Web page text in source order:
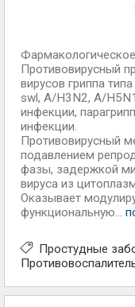
Противовирусный
вирусов гриппа
swl, A/H3N2, A/
инфекции,
инфекции.
Противовирусный
подавлением
фазы, задержкой
вируса из
Оказывает
функциональную...
Простудные